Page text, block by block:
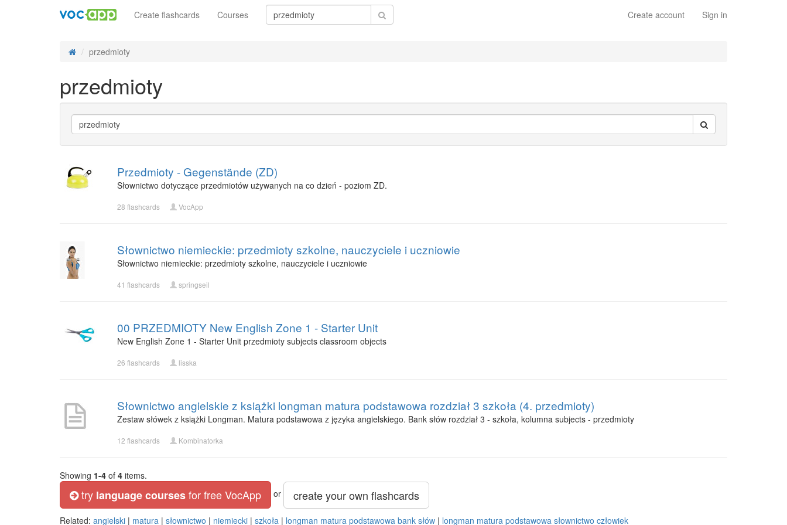
Create account Sign in
Create flashcards Courses
przedmioty
przedmioty
Przedmioty - Gegenstände (ZD)
Słownictwo dotyczące przedmiotów używanych na co dzień - poziom ZD.
28 flashcards VocApp
Słownictwo niemieckie: przedmioty szkolne, nauczyciele i uczniowie
Słownictwo niemieckie: przedmioty szkolne, nauczyciele i uczniowie
41 flashcards springseil
00 PRZEDMIOTY New English Zone 1 - Starter Unit
New English Zone 1 - Starter Unit przedmioty subjects classroom objects
26 flashcards lisska
Słownictwo angielskie z książki longman matura podstawowa rozdział 3 szkoła (4. przedmioty)
Zestaw słówek z książki Longman. Matura podstawowa z języka angielskiego. Bank słów rozdział 3 - szkoła, kolumna subjects - przedmioty
12 flashcards Kombinatorka
Showing 1-4 of 4 items.
try language coursesfor free VocApp or create your own flashcards
Related: angielski | matura | słownictwo | niemiecki | szkoła | longman matura podstawowa bank słów | longman matura podstawowa słownictwo człowiek